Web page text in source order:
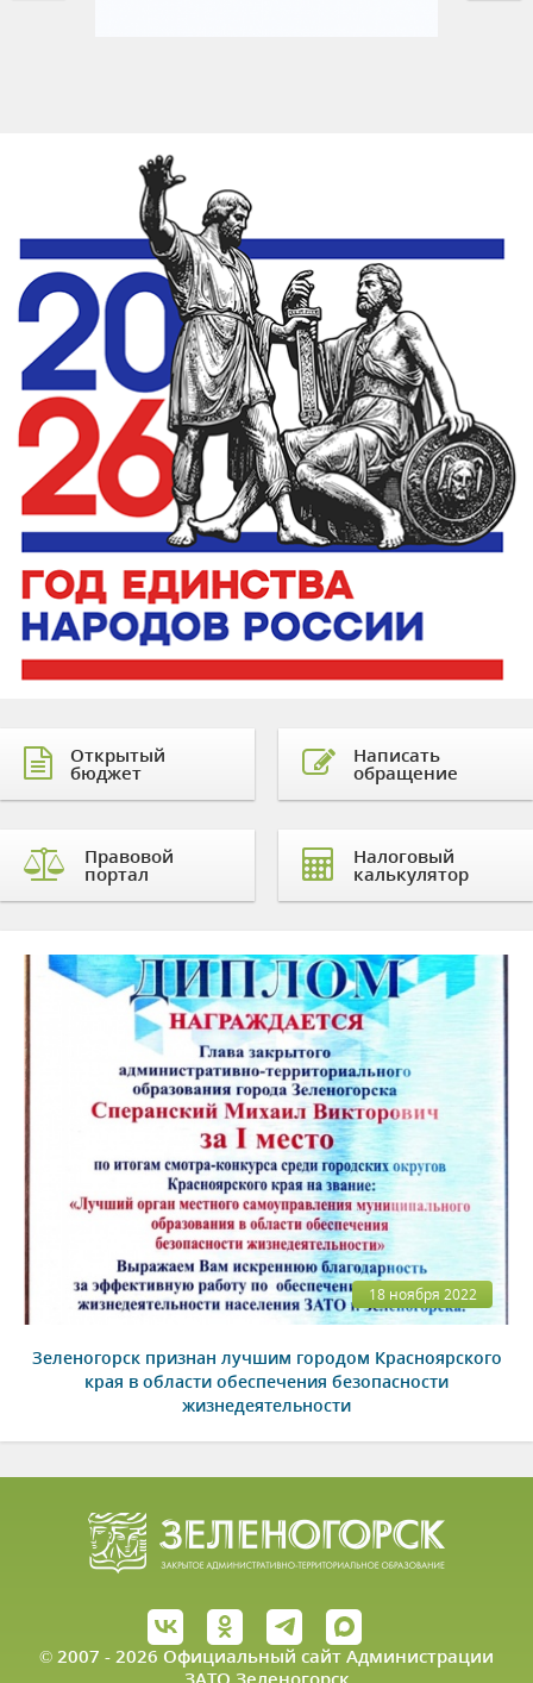
Открытый
бюджет
Правовой
портал
Написать
обращение
Налоговый
калькулятор
18 ноября 2022
Зеленогорск признан лучшим городом Красноярского
края в области обеспечения безопасности
жизнедеятельности
© 2007 - 2026 Официальный сайт Администрации
ЗАТО Зеленогорск